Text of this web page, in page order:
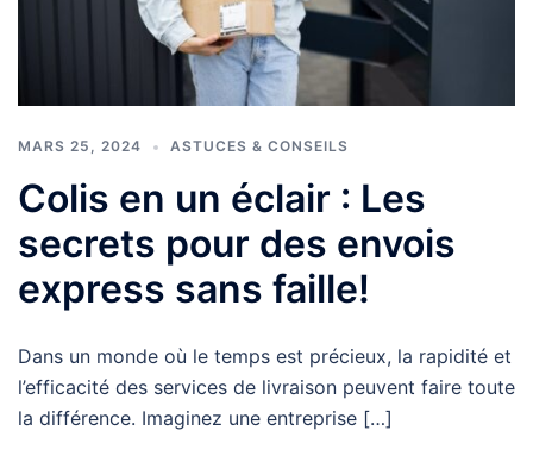
MARS 25, 2024 ASTUCES & CONSEILS
Colis en un éclair : Les
secrets pour des envois
express sans faille!
Dans un monde où le temps est précieux, la rapidité et
l’efficacité des services de livraison peuvent faire toute
la différence. Imaginez une entreprise […]